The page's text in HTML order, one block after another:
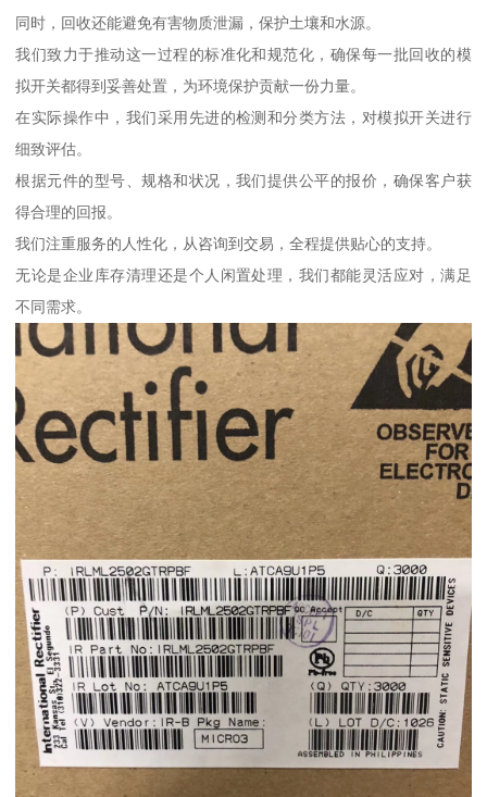
同时，回收还能避免有害物质泄漏，保护土壤和水源。
我们致力于推动这一过程的标准化和规范化，确保每一批回收的模
拟开关都得到妥善处置，为环境保护贡献一份力量。
在实际操作中，我们采用先进的检测和分类方法，对模拟开关进行
细致评估。
根据元件的型号、规格和状况，我们提供公平的报价，确保客户获
得合理的回报。
我们注重服务的人性化，从咨询到交易，全程提供贴心的支持。
无论是企业库存清理还是个人闲置处理，我们都能灵活应对，满足
不同需求。